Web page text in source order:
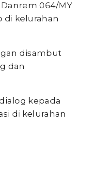
064/MY
di kelurahan
disambut
dan
kepada
di kelurahan